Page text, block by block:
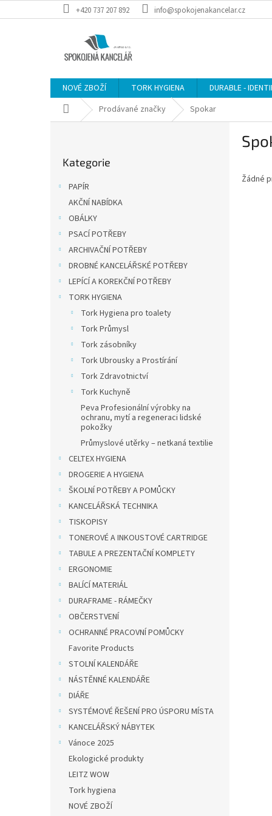
na
+420 737 207 892 info@spokojenakancelar.cz
NOVÉ ZBOŽÍ TORK HYGIENA DURABLE -
Domů Prodávané značky Spokar
kategorie
Kategorie
PAPÍR
AKČNÍ NABÍDKA
OBÁLKY
PSACÍ POTŘEBY
ARCHIVAČNÍ POTŘEBY
DROBNÉ KANCELÁŘSKÉ POTŘEBY
LEPÍCÍ A KOREKČNÍ POTŘEBY
TORK HYGIENA
Tork Hygiena pro toalety
Tork Průmysl
Tork zásobníky
Tork Ubrousky a Prostírání
Tork Zdravotnictví
Tork Kuchyně
Peva Profesionální výrobky na
ochranu, mytí a regeneraci lidské
pokožky
Průmyslové utěrky – netkaná textilie
CELTEX HYGIENA
DROGERIE A HYGIENA
ŠKOLNÍ POTŘEBY A POMŮCKY
KANCELÁŘSKÁ TECHNIKA
TISKOPISY
TONEROVÉ A INKOUSTOVÉ CARTRIDGE
TABULE A PREZENTAČNÍ KOMPLETY
ERGONOMIE
BALÍCÍ MATERIÁL
DURAFRAME - RÁMEČKY
OBČERSTVENÍ
OCHRANNÉ PRACOVNÍ POMŮCKY
Favorite Products
STOLNÍ KALENDÁŘE
NÁSTĚNNÉ KALENDÁŘE
DIÁŘE
SYSTÉMOVÉ ŘEŠENÍ PRO ÚSPORU MÍSTA
KANCELÁŘSKÝ NÁBYTEK
Vánoce 2025
Ekologické produkty
LEITZ WOW
Tork hygiena
NOVÉ ZBOŽÍ
Žádné